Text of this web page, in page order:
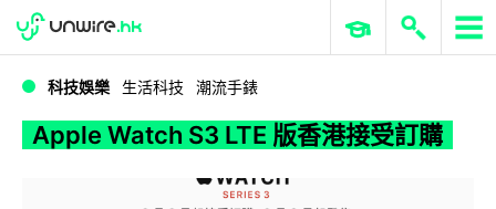
Apple Watch S3 LTE 版香港接受訂購
WWDC 2026 ERP 與商業 AI
科技娛樂 生活科技 潮流手錶
Apple Watch S3 LTE 版香港接受訂購